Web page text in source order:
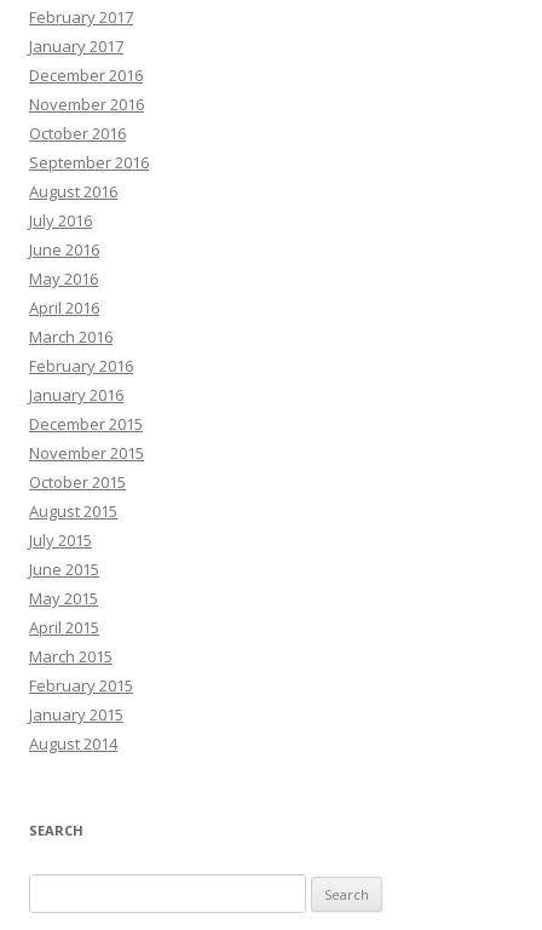
February 2017
January 2017
December 2016
November 2016
October 2016
September 2016
August 2016
July 2016
June 2016
May 2016
April 2016
March 2016
February 2016
January 2016
December 2015
November 2015
October 2015
August 2015
July 2015
June 2015
May 2015
April 2015
March 2015
February 2015
January 2015
August 2014
SEARCH
for: